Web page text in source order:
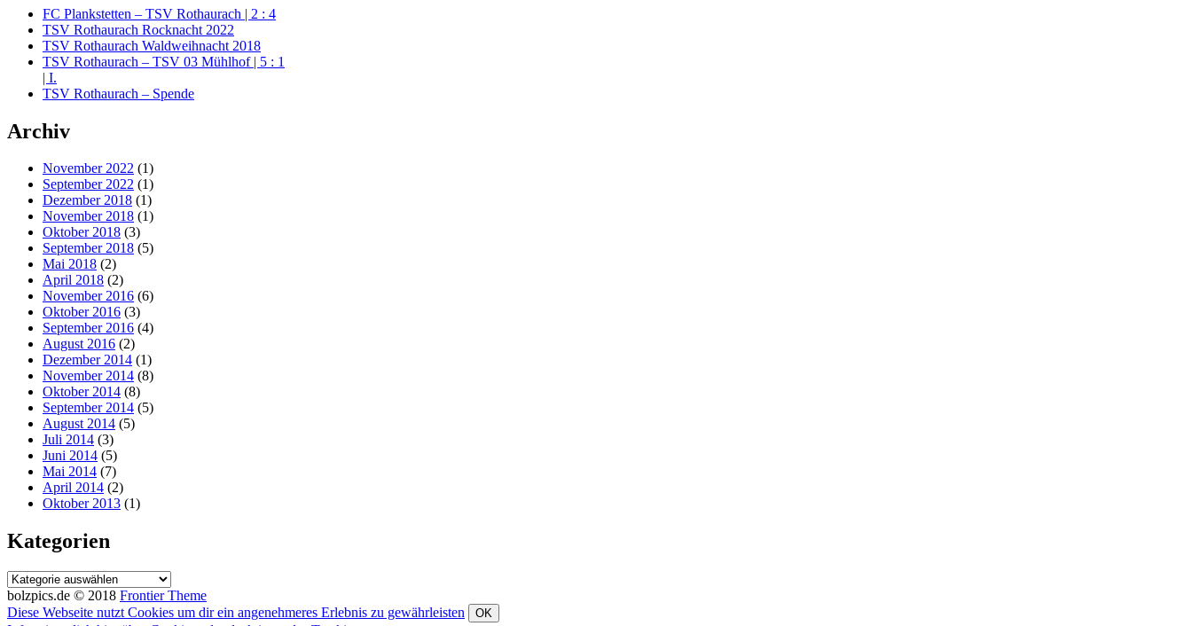
FC Plankstetten – TSV Rothaurach | 2 : 4
TSV Rothaurach Rocknacht 2022
TSV Rothaurach Waldweihnacht 2018
TSV Rothaurach – TSV 03 Mühlhof | 5 : 1
| I.
TSV Rothaurach – Spende
Archiv
November 2022 (1)
September 2022 (1)
Dezember 2018 (1)
November 2018 (1)
Oktober 2018 (3)
September 2018 (5)
Mai 2018 (2)
April 2018 (2)
November 2016 (6)
Oktober 2016 (3)
September 2016 (4)
August 2016 (2)
Dezember 2014 (1)
November 2014 (8)
Oktober 2014 (8)
September 2014 (5)
August 2014 (5)
Juli 2014 (3)
Juni 2014 (5)
Mai 2014 (7)
April 2014 (2)
Oktober 2013 (1)
Kategorien
Kategorien
bolzpics.de © 2018 Frontier Theme
Diese Webseite nutzt Cookies um dir ein angenehmeres Erlebnis zu gewährleisten
OK